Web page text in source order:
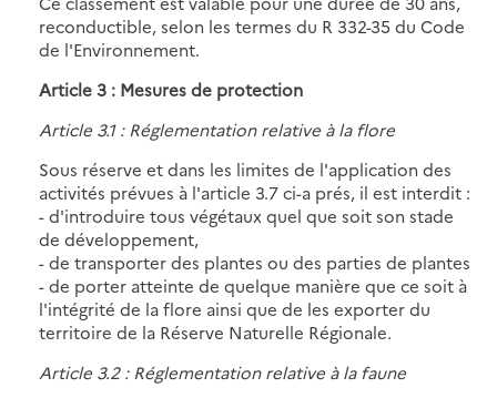
reconductible, selon les termes du R 332-35 du Code
de l'Environnement.
Article 3 : Mesures de protection
Article 3.1 : Réglementation relative à la flore
Sous réserve et dans les limites de l'application des
activités prévues à l'article 3.7 ci-a prés, il est interdit :
- d'introduire tous végétaux quel que soit son stade
de développement,
- de transporter des plantes ou des parties de plantes
- de porter atteinte de quelque manière que ce soit à
l'intégrité de la flore ainsi que de les exporter du
territoire de la Réserve Naturelle Régionale.
Article 3.2 : Réglementation relative à la faune